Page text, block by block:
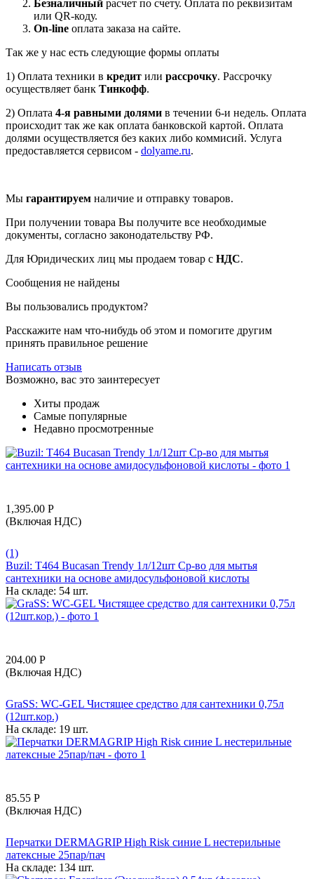
Безналичный расчет по счету. Оплата по реквизитам
или QR-коду.
On-line оплата заказа на сайте.
Так же у нас есть следующие формы оплаты
1) Оплата техники в кредит или рассрочку. Рассрочку
осуществляет банк Тинкофф.
2) Оплата 4-я равными долями в течении 6-и недель. Оплата
происходит так же как оплата банковской картой. Оплата
долями осуществляется без каких либо коммисий. Услуга
предоставляется сервисом - dolyame.ru.
Мы гарантируем наличие и отправку товаров.
При получении товара Вы получите все необходимые
документы, согласно законодательству РФ.
Для Юридических лиц мы продаем товар с НДС.
Сообщения не найдены
Вы пользовались продуктом?
Расскажите нам что-нибудь об этом и помогите другим
принять правильное решение
Написать отзыв
Возможно, вас это заинтересует
Хиты продаж
Самые популярные
Недавно просмотренные
1,395.00 Р
(Включая НДС)
(1)
Buzil: T464 Bucasan Trendy 1л/12шт Ср-во для мытья
сантехники на основе амидосульфоновой кислоты
На складе: 54 шт.
204.00 Р
(Включая НДС)
GraSS: WC-GEL Чистящее средство для сантехники 0,75л
(12шт.кор.)
На складе: 19 шт.
85.55 Р
(Включая НДС)
Перчатки DERMAGRIP High Risk синие L нестерильные
латексные 25пар/пач
На складе: 134 шт.